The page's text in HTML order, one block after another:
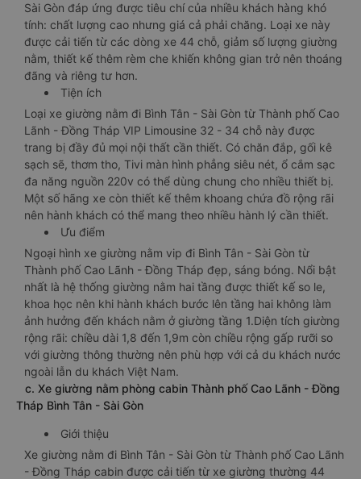
Sài Gòn đáp ứng được tiêu chí của nhiều khách hàng khó
tính: chất lượng cao nhưng giá cả phải chăng. Loại xe này
được cải tiến từ các dòng xe 44 chỗ, giảm số lượng giường
nằm, thiết kế thêm rèm che khiến không gian trở nên thoáng
đãng và riêng tư hơn.
Tiện ích
Loại xe giường nằm đi Bình Tân - Sài Gòn từ Thành phố Cao
Lãnh - Đồng Tháp VIP Limousine 32 - 34 chỗ này được
trang bị đầy đủ mọi nội thất cần thiết. Có chăn đắp, gối kê
sạch sẽ, thơm tho, Tivi màn hình phẳng siêu nét, ổ cắm sạc
đa năng nguồn 220v có thể dùng chung cho nhiều thiết bị.
Một số hãng xe còn thiết kế thêm khoang chứa đồ rộng rãi
nên hành khách có thể mang theo nhiều hành lý cần thiết.
Ưu điểm
Ngoại hình xe giường nằm vip đi Bình Tân - Sài Gòn từ
Thành phố Cao Lãnh - Đồng Tháp đẹp, sáng bóng. Nổi bật
nhất là hệ thống giường nằm hai tầng được thiết kế so le,
khoa học nên khi hành khách bước lên tầng hai không làm
ảnh hưởng đến khách nằm ở giường tầng 1.Diện tích giường
rộng rãi: chiều dài 1,8 đến 1,9m còn chiều rộng gấp rưỡi so
với giường thông thường nên phù hợp với cả du khách nước
ngoài lẫn du khách Việt Nam.
c. Xe giường nằm phòng cabin Thành phố Cao Lãnh - Đồng
Tháp Bình Tân - Sài Gòn
Giới thiệu
Xe giường nằm đi Bình Tân - Sài Gòn từ Thành phố Cao Lãnh
- Đồng Tháp cabin được cải tiến từ xe giường thường 44